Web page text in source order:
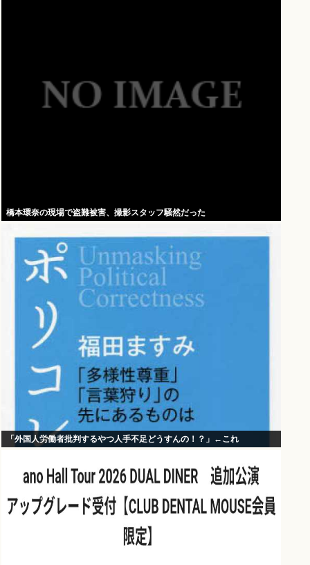
橋本環奈の現場で盗難被害、撮影スタッフ騒然だった
「外国人労働者批判するやつ人手不足どうすんの！？」←これ